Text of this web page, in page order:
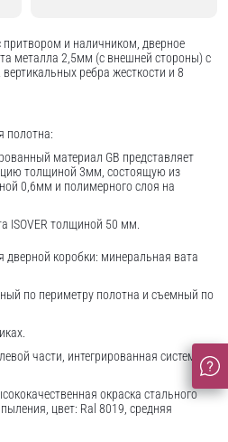
и наличником, дверное
металла 2,5мм (с внешней стороны) c
ребра жесткости и 8
полотна:
материал GB представляет
толщиной 3мм, состоящую из
0,6мм и полимерного слоя на
ISOVER толщиной 50 мм.
коробки: минеральная вата
по периметру полотна и съемный по
части, интегрированная система
окраска стального
цвет: Ral 8019, средняя